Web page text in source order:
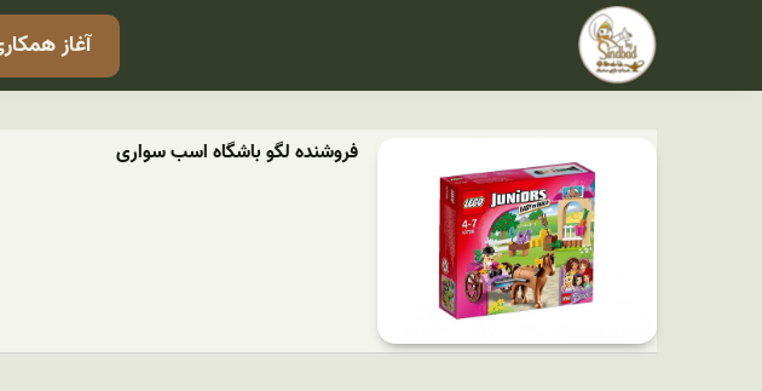
آغاز
فروشنده لگو باشگاه اسب سواری